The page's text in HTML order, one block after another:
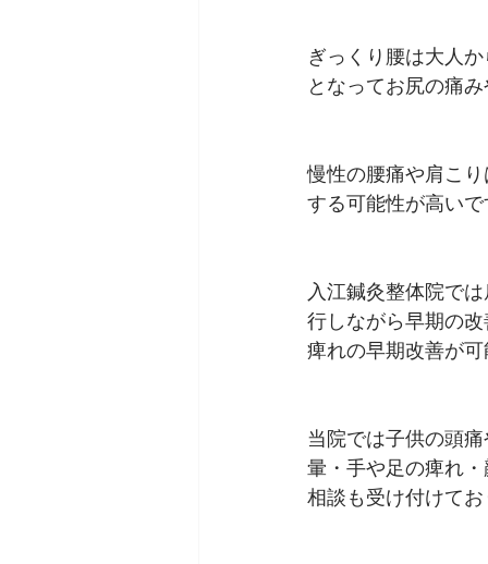
ぎっくり腰は大人
となってお尻の痛
慢性の腰痛や肩こ
する可能性が高い
入江鍼灸整体院で
行しながら早期の
痺れの早期改善が
当院では子供の頭
暈・手や足の痺れ
相談も受け付けて